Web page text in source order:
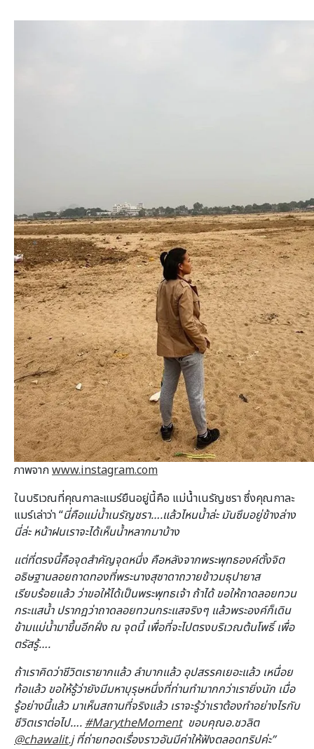
ภาพจากwww.instagram.com
ในบริเวณที่คุณกาละแมร์ยืนอยู่นี้คือ แม่น้ำเนรัญชรา ซึ่งคุณกาละ
แมร์เล่าว่า “นี่คือแม่น้ำเนรัญชรา….แล้วไหนน้ำล่ะ มันซึมอยู่ข้างล่าง
นี่ล่ะ หน้าฝนเราจะได้เห็นน้ำหลากมาบ้าง
แต่ที่ตรงนี้คือจุดสำคัญจุดหนึ่ง คือหลังจากพระพุทธองค์ตั้งจิต
อธิษฐานลอยถาดทองที่พระนางสุชาดาถวายข้าวมธุปายาส
เรียบร้อยแล้ว ว่าขอให้ได้เป็นพระพุทธเจ้า ถ้าได้ ขอให้ถาดลอยทวน
กระแสน้ำ ปรากฎว่าถาดลอยทวนกระแสจริงๆ แล้วพระองค์ก็เดิน
ข้ามแม่น้ำมาขึ้นอีกฝั่ง ณ จุดนี้ เพื่อที่จะไปตรงบริเวณต้นโพธิ์ เพื่อ
ตรัสรู้….
ถ้าเราคิดว่าชีวิตเรายากแล้ว ลำบากแล้ว อุปสรรคเยอะแล้ว เหนื่อย
ท้อแล้ว ขอให้รู้ว่ายังมีมหาบุรุษหนึ่งที่ท่านทำมากกว่าเรายิ่งนัก เมื่อ
รู้อย่างนี้แล้ว มาเห็นสถานที่จริงแล้ว เราจะรู้ว่าเราต้องทำอย่างไรกับ
ชีวิตเราต่อไป…. #MarytheMoment ขอบคุณอ.ชวลิต
@chawalit.jที่ถ่ายทอดเรื่องราวอันมีค่าให้ฟังตลอดทริปค่ะ”